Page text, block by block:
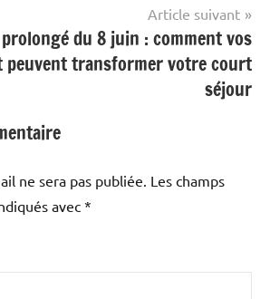
Article suivant
prolongé du 8 juin : comment vos
peuvent transformer votre court
séjour
ne sera pas publiée. Les champs
avec *